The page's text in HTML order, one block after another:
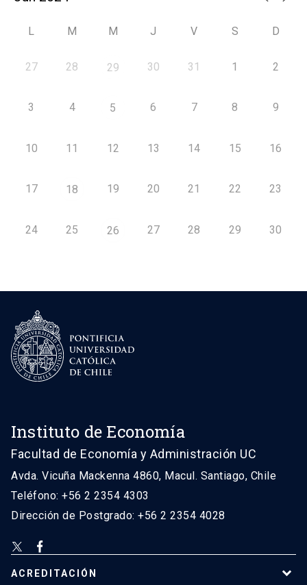
L M M J V S D
27 28 29 30 31 1 2
3 4 5 6 7 8 9
10 11 12 13 14 15 16
17 18 19 20 21 22 23
24 25 26 27 28 29 30
Instituto de Economía
Facultad de Economía y Administración UC
Avda. Vicuña Mackenna 4860, Macul. Santiago, Chile
Teléfono: +56 2 2354 4303
Dirección de Postgrado: +56 2 2354 4028
ACREDITACIÓN